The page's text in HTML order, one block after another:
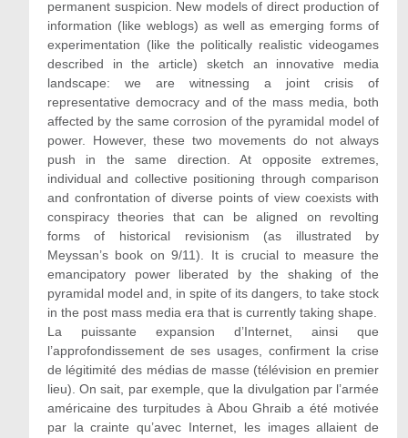
permanent suspicion. New models of direct production of
information (like weblogs) as well as emerging forms of
experimentation (like the politically realistic videogames
described in the article) sketch an innovative media
landscape: we are witnessing a joint crisis of
representative democracy and of the mass media, both
affected by the same corrosion of the pyramidal model of
power. However, these two movements do not always
push in the same direction. At opposite extremes,
individual and collective positioning through comparison
and confrontation of diverse points of view coexists with
conspiracy theories that can be aligned on revolting
forms of historical revisionism (as illustrated by
Meyssan’s book on 9/11). It is crucial to measure the
emancipatory power liberated by the shaking of the
pyramidal model and, in spite of its dangers, to take stock
in the post mass media era that is currently taking shape.
La puissante expansion d’Internet, ainsi que
l’approfondissement de ses usages, confirment la crise
de légitimité des médias de masse (télévision en premier
lieu). On sait, par exemple, que la divulgation par l’armée
américaine des turpitudes à Abou Ghraib a été motivée
par la crainte qu’avec Internet, les images allaient de